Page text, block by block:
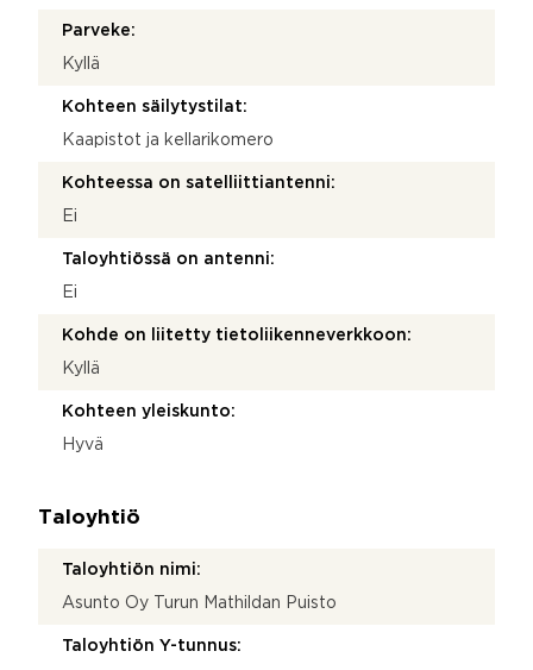
Parveke:
Kyllä
Kohteen säilytystilat:
Kaapistot ja kellarikomero
Kohteessa on satelliittiantenni:
Ei
Taloyhtiössä on antenni:
Ei
Kohde on liitetty tietoliikenneverkkoon:
Kyllä
Kohteen yleiskunto:
Hyvä
Taloyhtiö
Taloyhtiön nimi:
Asunto Oy Turun Mathildan Puisto
Taloyhtiön Y-tunnus: